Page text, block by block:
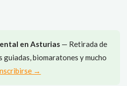
en Asturias— Retirada de
biomaratones y mucho
→